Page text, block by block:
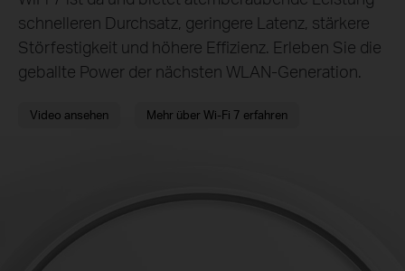
schnelleren Durchsatz, geringere Latenz, stärkere
Störfestigkeit und höhere Effizienz. Erleben Sie die
geballte Power der nächsten WLAN‑Generation.
Video ansehen Mehr über Wi‑Fi 7 erfahren